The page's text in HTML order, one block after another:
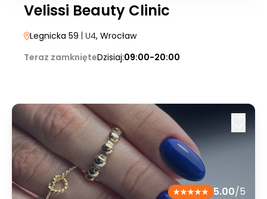
Velissi Beauty Clinic
Legnicka 59 | U4, Wrocław
Teraz zamknięteDzisiaj:09:00-20:00
5.00/5